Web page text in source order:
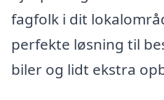
fagfolk i dit
perfekte løsning til
biler og lidt ekstra